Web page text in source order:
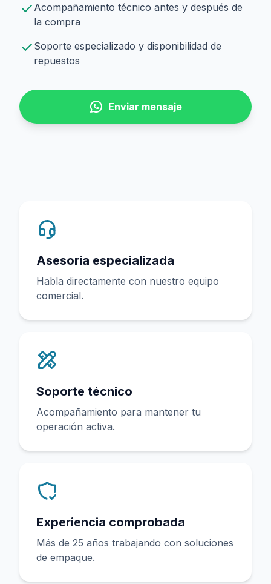
Acompañamiento técnico antes y después de
la compra
Soporte especializado y disponibilidad de
repuestos
Enviar mensaje
Asesoría especializada
Habla directamente con nuestro equipo
comercial.
Soporte técnico
Acompañamiento para mantener tu
operación activa.
Experiencia comprobada
Más de 25 años trabajando con soluciones
de empaque.